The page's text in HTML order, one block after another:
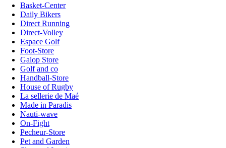
Basket-Center
Daily Bikers
Direct Running
Direct-Volley
Espace Golf
Foot-Store
Galop Store
Golf and co
Handball-Store
House of Rugby
La sellerie de Maé
Made in Paradis
Nauti-wave
On-Fight
Pecheur-Store
Pet and Garden